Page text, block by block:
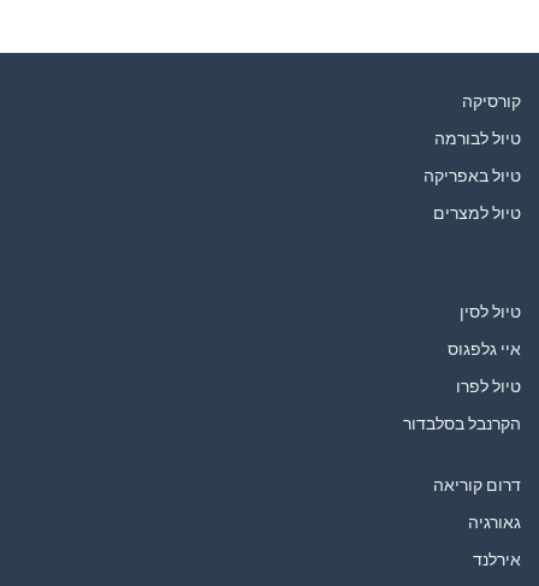
קורסיקה
טיול לבורמה
טיול באפריקה
טיול למצרים
טיול לסין
איי גלפגוס
טיול לפרו
הקרנבל בסלבדור
דרום קוריאה
גאורגיה
אירלנד